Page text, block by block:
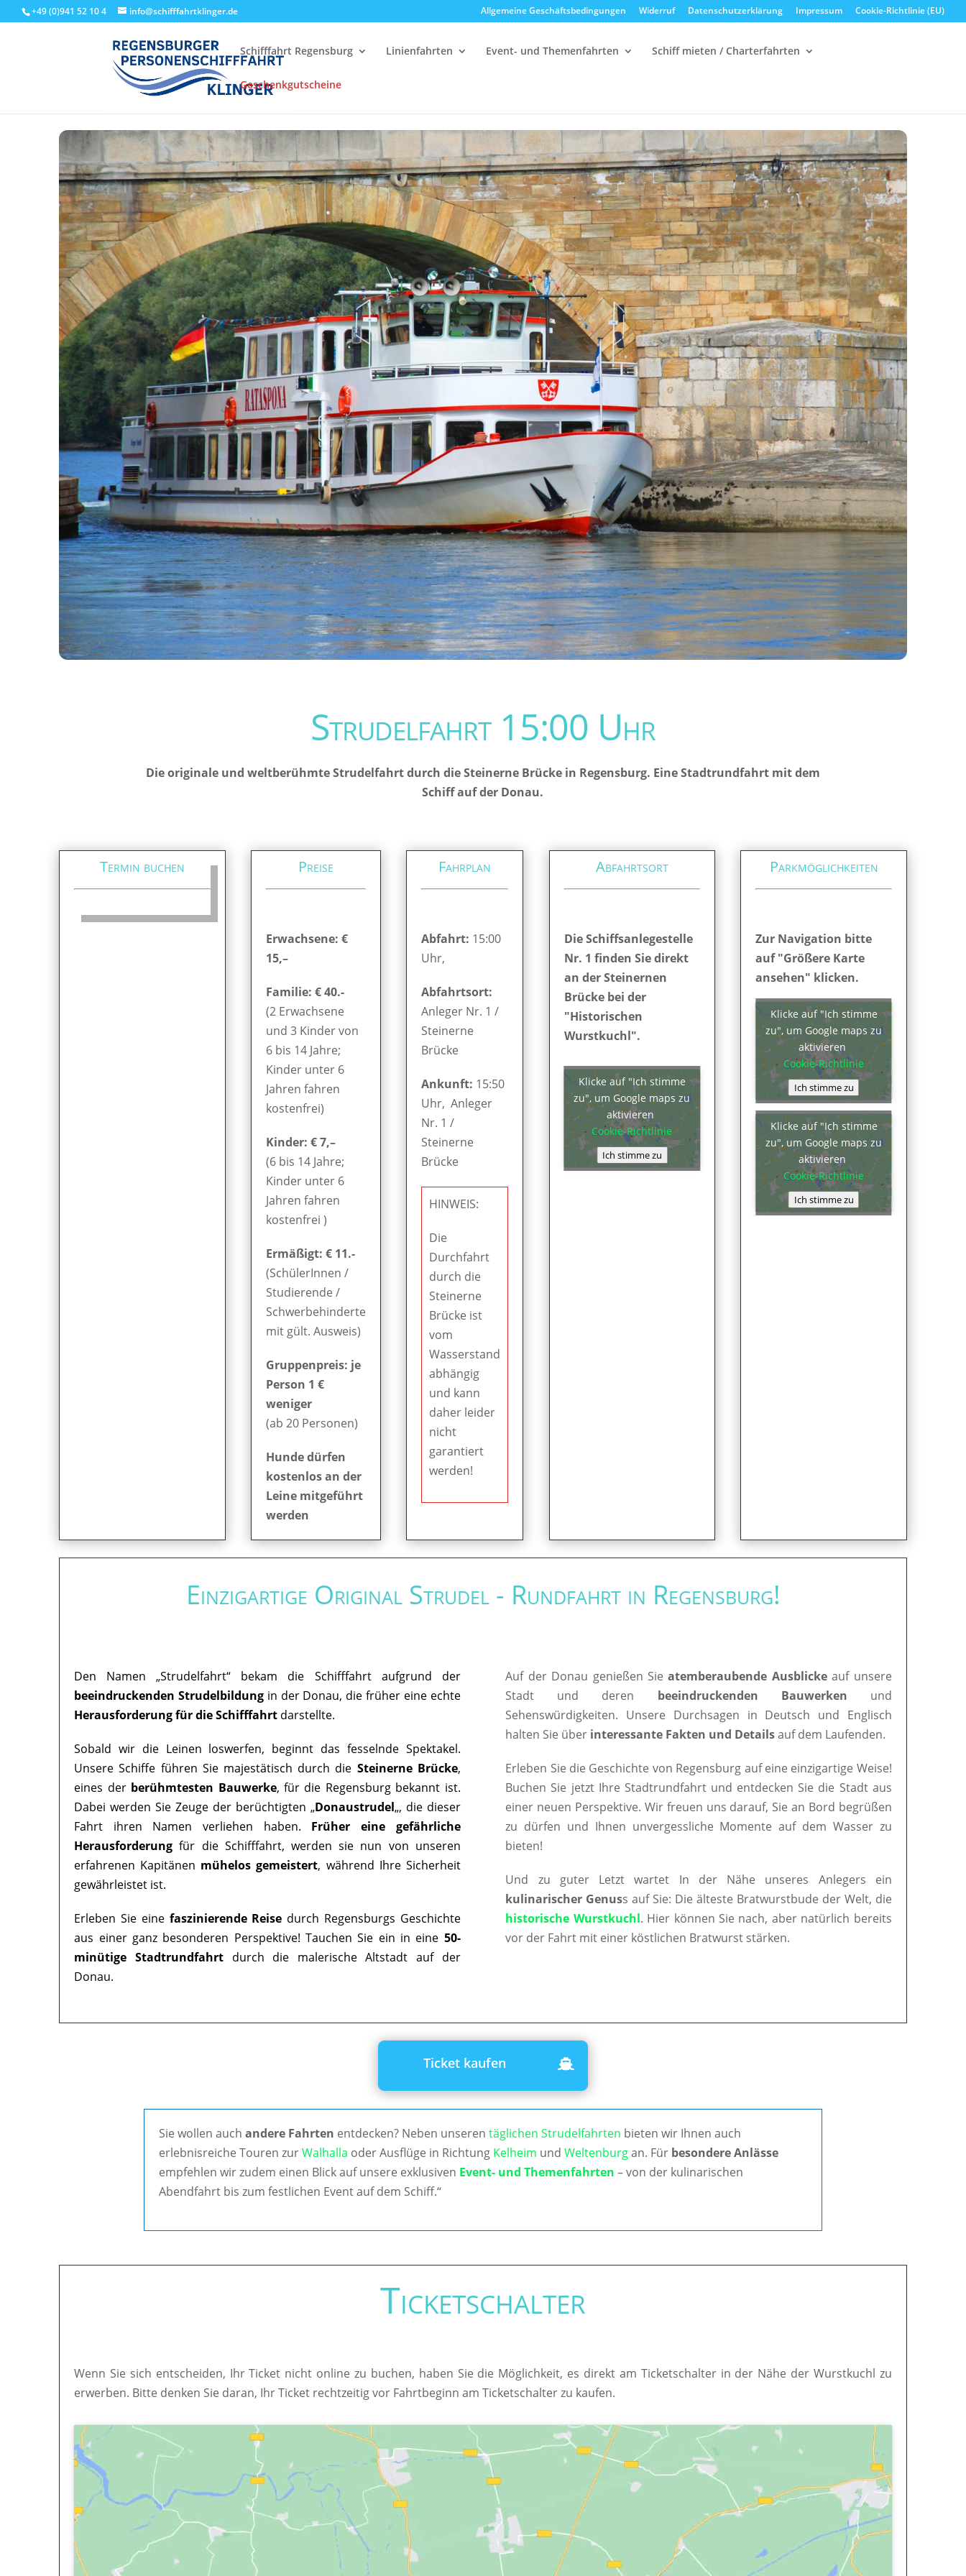
+49 (0)941 52 10 4 info@schifffahrtklinger.de Allgemeine Geschäftsbedingungen Widerruf Datenschutzerklärung Impressum Cookie-Richtlinie (EU)
Schifffahrt Regensburg Linienfahrten Event- und Themenfahrten Schiff mieten / Charterfahrten
Geschenkgutscheine
Events - Schifffahrt Regensburg Linienfahrten
Strudelfahrt 15:00 Uhr
Die originale und weltberühmte Strudelfahrt durch die Steinerne Brücke in Regensburg. Eine Stadtrundfahrt mit dem
Schiff auf der Donau.
Termin buchen Preise
Erwachsene: €
15,–
Familie: € 40.-
(2 Erwachsene
und 3 Kinder von
6 bis 14 Jahre;
Kinder unter 6
Jahren fahren
kostenfrei)
Kinder: € 7,–
(6 bis 14 Jahre;
Kinder unter 6
Jahren fahren
kostenfrei )
Ermäßigt: € 11.-
(SchülerInnen /
Studierende /
Schwerbehinderte
mit gült. Ausweis)
Gruppenpreis: je
Person 1 €
weniger
(ab 20 Personen)
Hunde dürfen
kostenlos an der
Leine mitgeführt
werden
Fahrplan
Abfahrt: 15:00
Uhr,
Abfahrtsort:
Anleger Nr. 1 /
Steinerne
Brücke
Ankunft: 15:50
Uhr, Anleger
Nr. 1 /
Steinerne
Brücke
HINWEIS:
Die
Durchfahrt
durch die
Steinerne
Brücke ist
vom
Wasserstand
abhängig
und kann
daher leider
nicht
garantiert
werden!
Abfahrtsort
Die Schiffsanlegestelle
Nr. 1 finden Sie direkt
an der Steinernen
Brücke bei der
"Historischen
Wurstkuchl".
Klicke auf "Ich stimme
zu", um Google maps zu
aktivieren
Cookie-Richtlinie
Ich stimme zu
Parkmöglichkeiten
Zur Navigation bitte
auf "Größere Karte
ansehen" klicken.
Klicke auf "Ich stimme
zu", um Google maps zu
aktivieren
Cookie-Richtlinie
Ich stimme zu
Klicke auf "Ich stimme
zu", um Google maps zu
aktivieren
Cookie-Richtlinie
Ich stimme zu
Einzigartige Original Strudel - Rundfahrt in Regensburg!
Den Namen „Strudelfahrt“ bekam die Schifffahrt aufgrund der
beeindruckenden Strudelbildung in der Donau, die früher eine echte
Herausforderung für die Schifffahrt darstellte.
Sobald wir die Leinen loswerfen, beginnt das fesselnde Spektakel.
Unsere Schiffe führen Sie majestätisch durch die Steinerne Brücke,
eines der berühmtesten Bauwerke, für die Regensburg bekannt ist.
Dabei werden Sie Zeuge der berüchtigten „Donaustrudel„, die dieser
Fahrt ihren Namen verliehen haben. Früher eine gefährliche
Herausforderung für die Schifffahrt, werden sie nun von unseren
erfahrenen Kapitänen mühelos gemeistert, während Ihre Sicherheit
gewährleistet ist.
Erleben Sie eine faszinierende Reise durch Regensburgs Geschichte
aus einer ganz besonderen Perspektive! Tauchen Sie ein in eine 50-
minütige Stadtrundfahrtdurch die malerische Altstadt auf der
Donau.
Auf der Donau genießen Sieatemberaubende Ausblickeauf unsere
Stadt und deren beeindruckenden Bauwerken und
Sehenswürdigkeiten. Unsere Durchsagen in Deutsch und Englisch
halten Sie über interessante Fakten und Detailsauf dem Laufenden.
Erleben Sie die Geschichte von Regensburg auf eine einzigartige Weise!
Buchen Sie jetzt Ihre Stadtrundfahrt und entdecken Sie die Stadt aus
einer neuen Perspektive. Wir freuen uns darauf, Sie an Bord begrüßen
zu dürfen und Ihnen unvergessliche Momente auf dem Wasser zu
bieten!
Und zu guter Letzt wartet In der Nähe unseres Anlegers ein
kulinarischer Genuss auf Sie: Die älteste Bratwurstbude der Welt, die
historische Wurstkuchl. Hier können Sie nach, aber natürlich bereits
vor der Fahrt mit einer köstlichen Bratwurst stärken.
Ticket kaufen
Sie wollen auchandere Fahrten entdecken? Neben unserentäglichen Strudelfahrten bieten wir Ihnen auch
erlebnisreiche Touren zurWalhalla oder Ausflüge in Richtung Kelheim undWeltenburgan. Für besondere Anlässe
empfehlen wir zudem einen Blick auf unsere exklusiven Event- und Themenfahrten – von der kulinarischen
Abendfahrt bis zum festlichen Event auf dem Schiff.“
Ticketschalter
Wenn Sie sich entscheiden, Ihr Ticket nicht online zu buchen, haben Sie die Möglichkeit, es direkt am Ticketschalter in der Nähe der Wurstkuchl zu
erwerben. Bitte denken Sie daran, Ihr Ticket rechtzeitig vor Fahrtbeginn am Ticketschalter zu kaufen.